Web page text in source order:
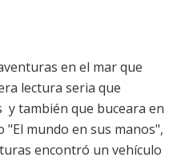
en el mar que
lectura seria que
y también que buceara en
mundo en sus manos",
encontró un vehículo